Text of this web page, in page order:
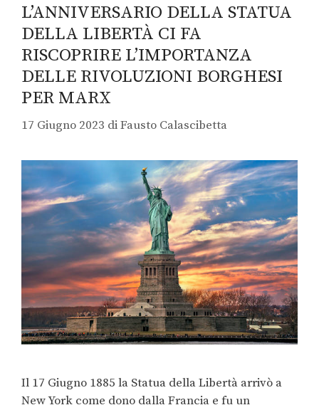
L’ANNIVERSARIO DELLA STATUA
DELLA LIBERTÀ CI FA
RISCOPRIRE L’IMPORTANZA
DELLE RIVOLUZIONI BORGHESI
PER MARX
17 Giugno 2023 diFausto Calascibetta
Il 17 Giugno 1885 la Statua della Libertà arrivò a
New York come dono dalla Francia e fu un